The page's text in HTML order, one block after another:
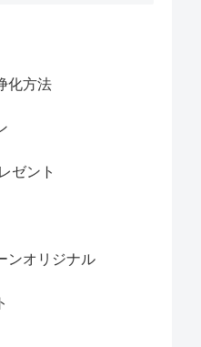
化方法
ゼント
ンオリジナル